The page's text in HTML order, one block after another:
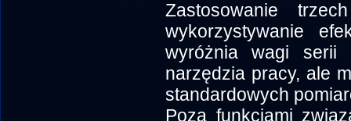
Zastosowanie
wykorzystywanie
wyróżnia wagi serii
narzędzia pracy, ale
standardowych
Poza funkcjami